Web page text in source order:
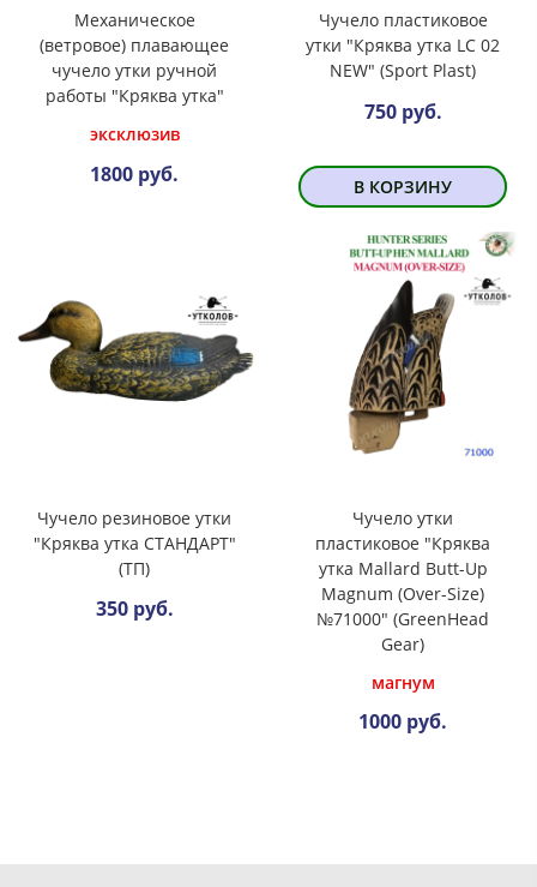
Механическое
(ветровое) плавающее
чучело утки ручной
работы "Кряква утка"
эксклюзив
1800 руб.
Чучело пластиковое
утки "Кряква утка LC 02
NEW" (Sport Plast)
750 руб.
В КОРЗИНУ
Чучело резиновое утки
"Кряква утка СТАНДАРТ"
(ТП)
350 руб.
Чучело утки
пластиковое "Кряква
утка Mallard Butt-Up
Magnum (Over-Size)
№71000" (GreenHead
Gear)
магнум
1000 руб.